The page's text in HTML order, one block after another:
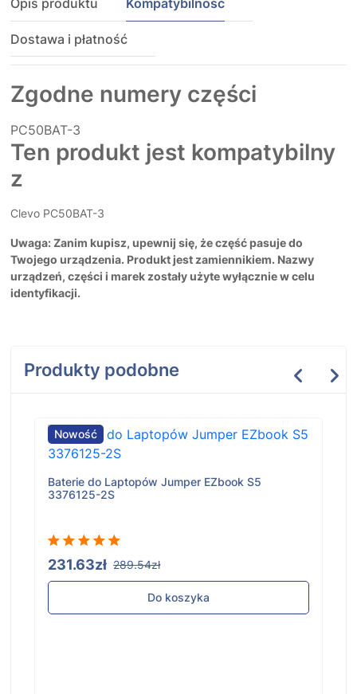
Opis produktu Kompatybilność
Dostawa i płatność
Zgodne numery części
PC50BAT-3
Ten produkt jest kompatybilny
z
Clevo PC50BAT-3
Uwaga: Zanim kupisz, upewnij się, że część pasuje do
Twojego urządzenia. Produkt jest zamiennikiem. Nazwy
urządzeń, części i marek zostały użyte wyłącznie w celu
identyfikacji.
Produkty podobne
Nowość
Baterie do Laptopów Jumper EZbook S5
3376125-2S
231.63zł 289.54zł
Do koszyka